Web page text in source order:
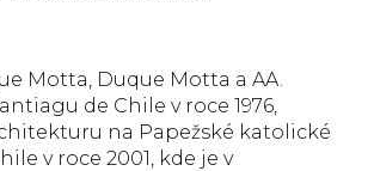
Motta, Duque Motta a AA.
de Chile v roce 1976,
na Papežské katolické
v roce 2001, kde je v